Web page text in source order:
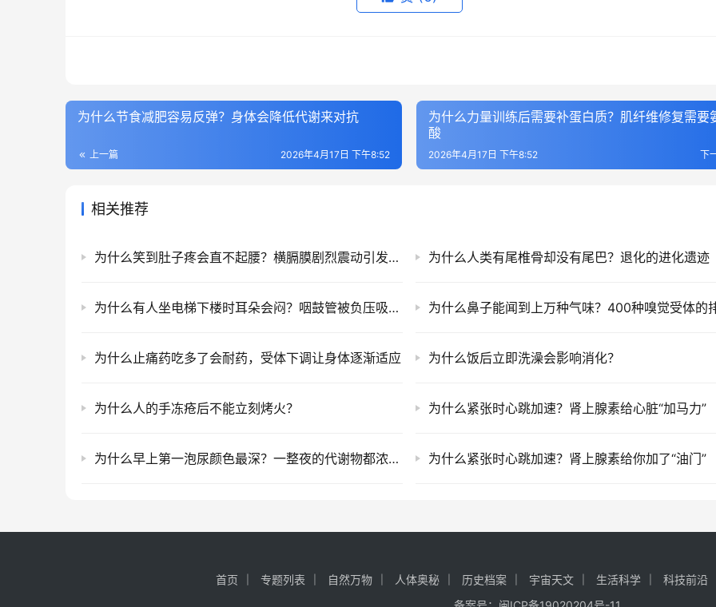
为什么节食减肥容易反弹？身体会降低代谢来对抗
上一篇 2026年4月17日 下午8:52
为什么力量训练后需要补蛋白质？肌纤维修复需要
酸
下
2026年4月17日 下午8:52
相关推荐
为什么笑到肚子疼会直不起腰？横膈膜剧烈震动引发了腹肌痉挛 为什么人类有尾椎骨却没有尾巴？退化的进化遗迹
为什么有人坐电梯下楼时耳朵会闷？咽鼓管被负压吸住了
为什么止痛药吃多了会耐药，受体下调让身体逐渐适应 为什么饭后立即洗澡会影响消化？
为什么人的手冻疮后不能立刻烤火？ 为什么紧张时心跳加速？肾上腺素给心脏“加马力”
为什么早上第一泡尿颜色最深？一整夜的代谢物都浓缩了 为什么紧张时心跳加速？肾上腺素给你加了“油门”
首页 专题列表 自然万物 人体奥秘 历史档案 宇宙天文 生活科学
科技前沿